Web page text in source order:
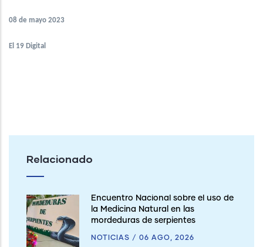
08 de mayo 2023
El 19 Digital
Relacionado
Encuentro Nacional sobre el uso de
la Medicina Natural en las
mordeduras de serpientes
NOTICIAS / 06 AGO, 2026